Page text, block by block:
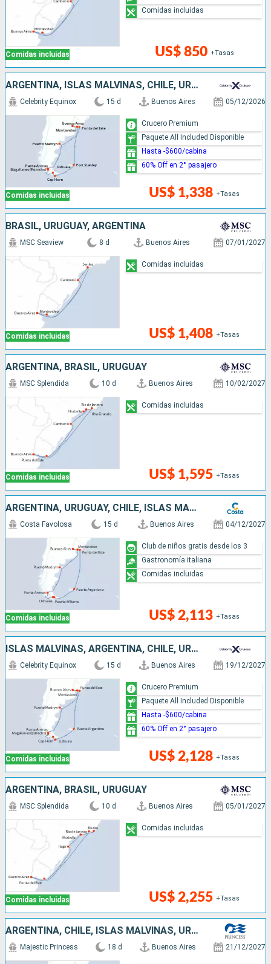
Comidas incluidas US$ 850 +Tasas
Comidas incluidas
ARGENTINA, ISLAS MALVINAS, CHILE, URUGUAY
Comidas incluidas
Celebrity Equinox 15 d Buenos Aires 05/12/2026
US$ 1,338 +Tasas
Crucero Premium
Paquete All Included Disponible
Hasta -$600/cabina
60% Off en 2° pasajero
BRASIL, URUGUAY, ARGENTINA
Comidas incluidas
MSC Seaview 8 d Buenos Aires 07/01/2027
US$ 1,408 +Tasas
Comidas incluidas
ARGENTINA, BRASIL, URUGUAY
Comidas incluidas
MSC Splendida 10 d Buenos Aires 10/02/2027
US$ 1,595 +Tasas
Comidas incluidas
ARGENTINA, URUGUAY, CHILE, ISLAS MALVINAS
Comidas incluidas
Costa Favolosa 15 d Buenos Aires 04/12/2027
US$ 2,113 +Tasas
Club de niños gratis desde los 3
Gastronomía italiana
Comidas incluidas
ISLAS MALVINAS, ARGENTINA, CHILE, URUGUAY
Comidas incluidas
Celebrity Equinox 15 d Buenos Aires 19/12/2027
US$ 2,128 +Tasas
Crucero Premium
Paquete All Included Disponible
Hasta -$600/cabina
60% Off en 2° pasajero
ARGENTINA, BRASIL, URUGUAY
Comidas incluidas
MSC Splendida 10 d Buenos Aires 05/01/2027
US$ 2,255 +Tasas
Comidas incluidas
ARGENTINA, CHILE, ISLAS MALVINAS, URUGUAY
Majestic Princess 18 d Buenos Aires 21/12/2027